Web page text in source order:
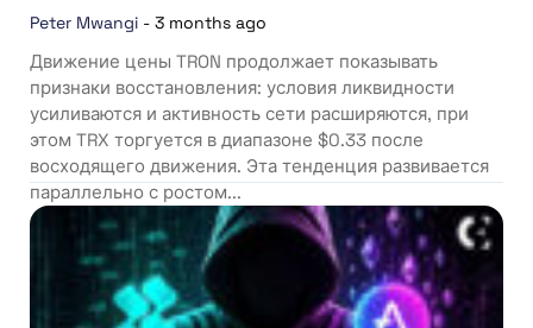
Peter Mwangi - 3 months ago
Движение цены TRON продолжает показывать
признаки восстановления: условия ликвидности
усиливаются и активность сети расширяются, при
этом TRX торгуется в диапазоне $0.33 после
восходящего движения. Эта тенденция развивается
параллельно с ростом...